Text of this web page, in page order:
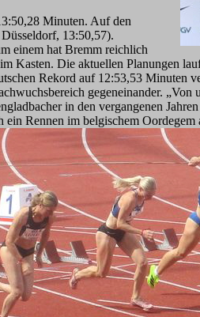
Minuten. Auf den
13:50,57).
einem hat Bremm reichlich
Kasten. Die aktuellen Planungen
Rekord auf 12:53,53 Minuten
gegeneinander. „Von
in den vergangenen
Rennen im belgischem Oordegem